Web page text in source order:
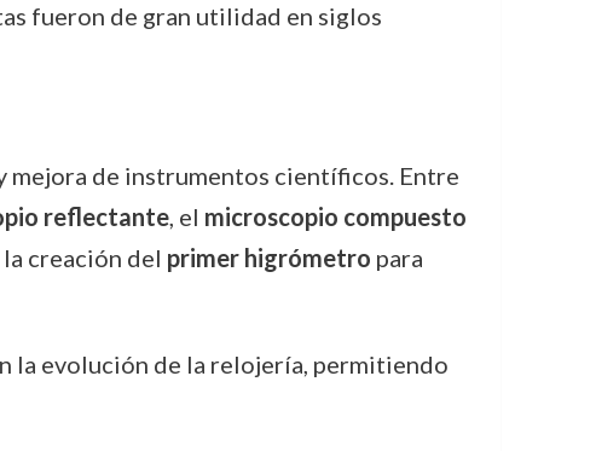
fueron de gran utilidad en siglos
mejora de instrumentos científicos. Entre
reflectante, el microscopio compuesto
creación del primer higrómetro para
la evolución de la relojería, permitiendo